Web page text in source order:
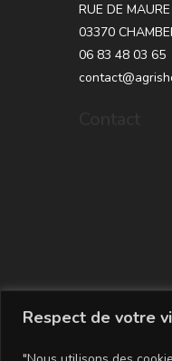
Respect de votre
RUE DE MAURE
03370
06 83 48 03 65